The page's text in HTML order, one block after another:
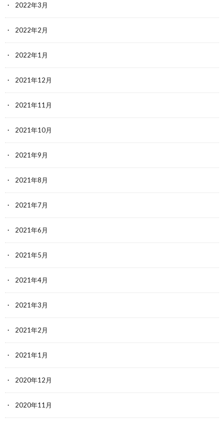
2022年3月
2022年2月
2022年1月
2021年12月
2021年11月
2021年10月
2021年9月
2021年8月
2021年7月
2021年6月
2021年5月
2021年4月
2021年3月
2021年2月
2021年1月
2020年12月
2020年11月